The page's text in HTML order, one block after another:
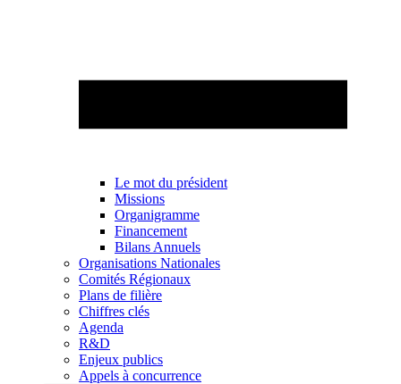
Le mot du président
Missions
Organigramme
Financement
Bilans Annuels
Organisations Nationales
Comités Régionaux
Plans de filière
Chiffres clés
Agenda
R&D
Enjeux publics
Appels à concurrence